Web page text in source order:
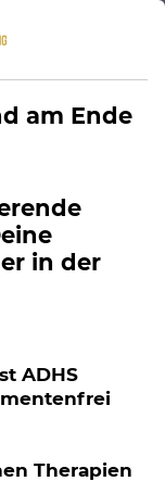
am Ende
in der
ADHS
Therapien